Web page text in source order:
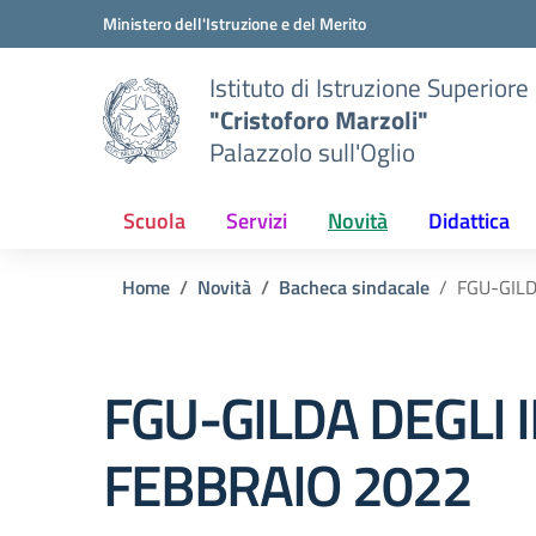
Vai ai contenuti
Vai al menu di navigazioneMinistero dell'Istruzione e del Merito
Istituto di Istruzione Superiore
"Cristoforo Marzoli"
Palazzolo sull'Oglio
Scuola Servizi Novità Didattica
Home Novità Bacheca sindacale FGU-
FGU-GILDA
FEBBRAIO 2022